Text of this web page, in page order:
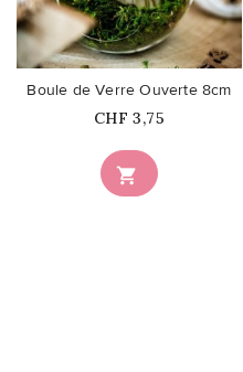
favorite_border

Boule de Verre Ouverte 8cm
Prix
CHF 3,75